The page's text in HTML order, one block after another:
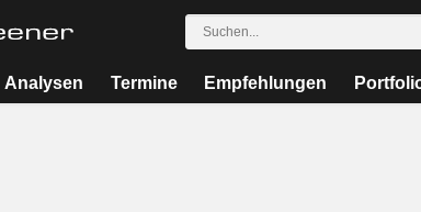
Analysen Termine Empfehlungen